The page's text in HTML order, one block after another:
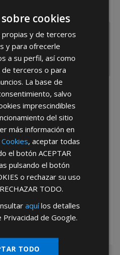
Portugal Otros
laPolítica de Privacidad
a tiendas y empresas minoristas y
cookies
propias y de terceros
y para ofrecerle
a su perfil, así como
de terceros o para
La base de
salvo
imprescindibles
del sitio
más información en
, aceptar todas
el botónACEPTAR
pulsando el botón
o rechazar su uso
RECHAZAR TODO.
aquílos detalles
de Google.
TODO